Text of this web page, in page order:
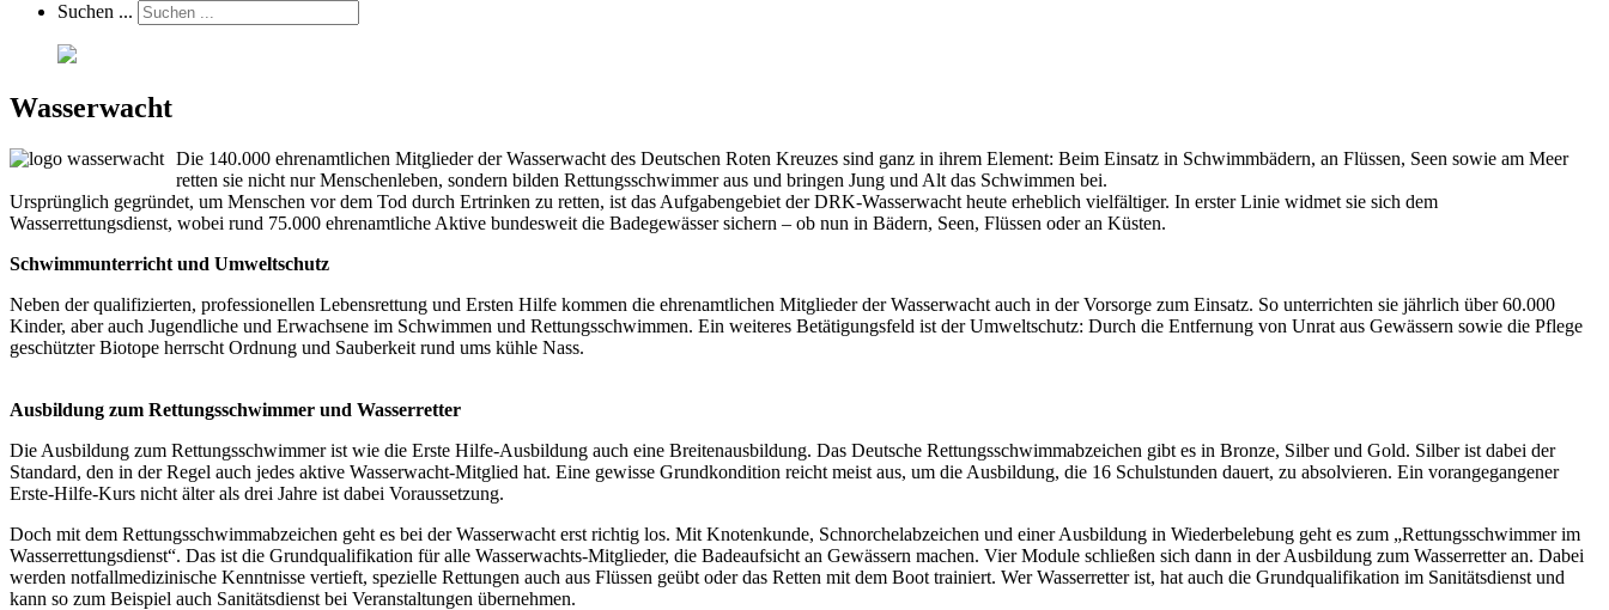
Suchen ...
Wasserwacht
Die 140.000 ehrenamtlichen Mitglieder der Wasserwacht des Deutschen Roten Kreuzes sind ganz in ihrem Element: Beim Einsatz in Schwimmbädern, an Flüssen, Seen sowie am Meer
retten sie nicht nur Menschenleben, sondern bilden Rettungsschwimmer aus und bringen Jung und Alt das Schwimmen bei.
Ursprünglich gegründet, um Menschen vor dem Tod durch Ertrinken zu retten, ist das Aufgabengebiet der DRK-Wasserwacht heute erheblich vielfältiger. In erster Linie widmet sie sich dem
Wasserrettungsdienst, wobei rund 75.000 ehrenamtliche Aktive bundesweit die Badegewässer sichern – ob nun in Bädern, Seen, Flüssen oder an Küsten.
Schwimmunterricht und Umweltschutz
Neben der qualifizierten, professionellen Lebensrettung und Ersten Hilfe kommen die ehrenamtlichen Mitglieder der Wasserwacht auch in der Vorsorge zum Einsatz. So unterrichten sie jährlich über 60.000
Kinder, aber auch Jugendliche und Erwachsene im Schwimmen und Rettungsschwimmen. Ein weiteres Betätigungsfeld ist der Umweltschutz: Durch die Entfernung von Unrat aus Gewässern sowie die Pflege
geschützter Biotope herrscht Ordnung und Sauberkeit rund ums kühle Nass.
Ausbildung zum Rettungsschwimmer und Wasserretter
Die Ausbildung zum Rettungsschwimmer ist wie die Erste Hilfe-Ausbildung auch eine Breitenausbildung. Das Deutsche Rettungsschwimmabzeichen gibt es in Bronze, Silber und Gold. Silber ist dabei der
Standard, den in der Regel auch jedes aktive Wasserwacht-Mitglied hat. Eine gewisse Grundkondition reicht meist aus, um die Ausbildung, die 16 Schulstunden dauert, zu absolvieren. Ein vorangegangener
Erste-Hilfe-Kurs nicht älter als drei Jahre ist dabei Voraussetzung.
Doch mit dem Rettungsschwimmabzeichen geht es bei der Wasserwacht erst richtig los. Mit Knotenkunde, Schnorchelabzeichen und einer Ausbildung in Wiederbelebung geht es zum „Rettungsschwimmer im
Wasserrettungsdienst“. Das ist die Grundqualifikation für alle Wasserwachts-Mitglieder, die Badeaufsicht an Gewässern machen. Vier Module schließen sich dann in der Ausbildung zum Wasserretter an. Dabei
werden notfallmedizinische Kenntnisse vertieft, spezielle Rettungen auch aus Flüssen geübt oder das Retten mit dem Boot trainiert. Wer Wasserretter ist, hat auch die Grundqualifikation im Sanitätsdienst und
kann so zum Beispiel auch Sanitätsdienst bei Veranstaltungen übernehmen.